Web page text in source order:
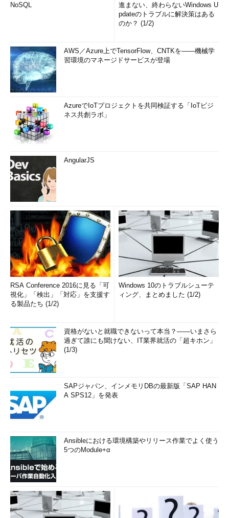
NoSQL
進まない、終わらないWindows U
pdateのトラブルに解決策はある
のか？ (1/2)
AWS／Azure上でTensorFlow、CNTKを――機械学
習環境のマネージドサービスが登場
AzureでIoTプロジェクトを共同検証する「IoTビジ
ネス共創ラボ」
AngularJS
RSA Conference 2016に見る「可
視化」「検出」「対応」を支援す
る製品たち (1/2)
Windows 10のトラブルシューテ
ィング、まとめました (1/2)
資格がないと就職できないって本当？――いまさら
過ぎて誰にも聞けない、IT業界就活の「超キホン」
(1/3)
SAPジャパン、インメモリDBの最新版「SAP HAN
A SPS12」を発表
Ansibleにおける環境構築やリリース作業でよく使う
5つのModule+α